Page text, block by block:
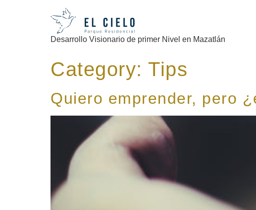
Desarrollo Visionario de primer Nivel en Mazatlán
Category: Tips
Quiero emprender, pero